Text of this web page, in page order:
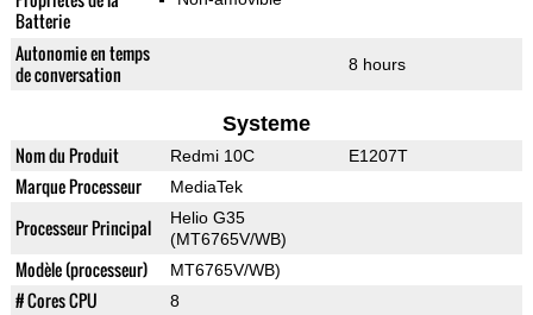
Batterie
Autonomie en temps
de conversation
8 hours
Systeme
Nom du Produit Redmi 10C E1207T
Marque Processeur MediaTek
Processeur Principal
Helio G35
(MT6765V/WB)
Modèle (processeur) MT6765V/WB)
# Cores CPU 8